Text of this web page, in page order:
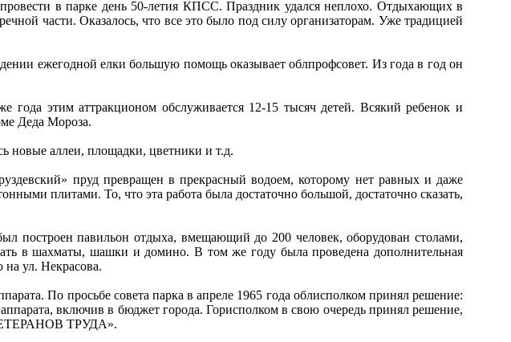
в парке день 50-летия КПСС. Праздник удался неплохо. Отдыхающих в
части. Оказалось, что все это было под силу организаторам. Уже традицией
ежегодной елки большую помощь оказывает облпрофсовет. Из года в год он
этим аттракционом обслуживается 12-15 тысяч детей. Всякий ребенок и
Деда Мороза.
новые аллеи, площадки, цветники и т.д.
пруд превращен в прекрасный водоем, которому нет равных и даже
плитами. То, что эта работа была достаточно большой, достаточно сказать,
павильон отдыха, вмещающий до 200 человек, оборудован столами,
в шахматы, шашки и домино. В том же году была проведена дополнительная
ул. Некрасова.
По просьбе совета парка в апреле 1965 года облисполком принял решение:
включив в бюджет города. Горисполком в свою очередь принял решение,
ТРУДА».